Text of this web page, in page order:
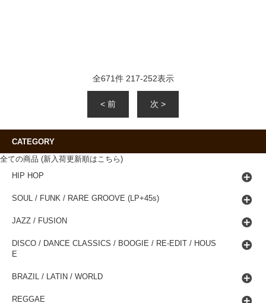
全671件 217-252表示
< 前 次 >
CATEGORY
全ての商品 (新入荷更新順はこちら)
HIP HOP
SOUL / FUNK / RARE GROOVE (LP+45s)
JAZZ / FUSION
DISCO / DANCE CLASSICS / BOOGIE / RE-EDIT / HOUS
E
BRAZIL / LATIN / WORLD
REGGAE